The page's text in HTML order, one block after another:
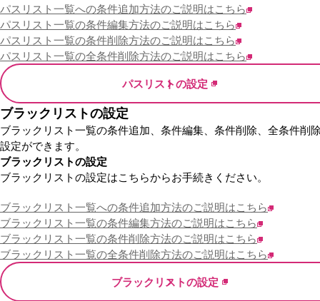
パスリスト一覧への条件追加方法のご説明はこちら
パスリスト一覧の条件編集方法のご説明はこちら
パスリスト一覧の条件削除方法のご説明はこちら
パスリスト一覧の全条件削除方法のご説明はこちら
パスリストの設定
ブラックリストの設定
ブラックリスト一覧の条件追加、条件編集、条件削除、全条件削
設定ができます。
ブラックリストの設定
ブラックリストの設定はこちらからお手続きください。
ブラックリスト一覧への条件追加方法のご説明はこちら
ブラックリスト一覧の条件編集方法のご説明はこちら
ブラックリスト一覧の条件削除方法のご説明はこちら
ブラックリスト一覧の全条件削除方法のご説明はこちら
ブラックリストの設定